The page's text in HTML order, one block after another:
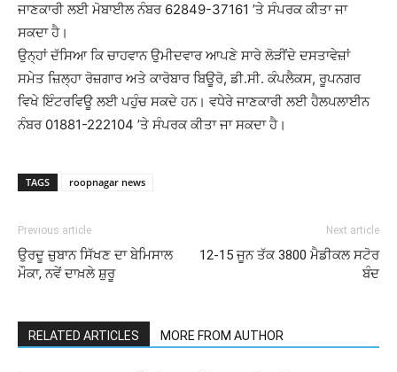
ਜਾਣਕਾਰੀ ਲਈ ਮੋਬਾਈਲ ਨੰਬਰ 62849-37161 ’ਤੇ ਸੰਪਰਕ ਕੀਤਾ ਜਾ
ਸਕਦਾ ਹੈ।
ਉਨ੍ਹਾਂ ਦੱਸਿਆ ਕਿ ਚਾਹਵਾਨ ਉਮੀਦਵਾਰ ਆਪਣੇ ਸਾਰੇ ਲੋੜੀਂਦੇ ਦਸਤਾਵੇਜ਼ਾਂ
ਸਮੇਤ ਜ਼ਿਲ੍ਹਾ ਰੋਜ਼ਗਾਰ ਅਤੇ ਕਾਰੋਬਾਰ ਬਿਊਰੋ, ਡੀ.ਸੀ. ਕੰਪਲੈਕਸ, ਰੂਪਨਗਰ
ਵਿਖੇ ਇੰਟਰਵਿਊ ਲਈ ਪਹੁੰਚ ਸਕਦੇ ਹਨ। ਵਧੇਰੇ ਜਾਣਕਾਰੀ ਲਈ ਹੈਲਪਲਾਈਨ
ਨੰਬਰ 01881-222104 ’ਤੇ ਸੰਪਰਕ ਕੀਤਾ ਜਾ ਸਕਦਾ ਹੈ।
TAGS roopnagar news
Previous article
ਉਰਦੂ ਜ਼ੁਬਾਨ ਸਿੱਖਣ ਦਾ ਬੇਮਿਸਾਲ
ਮੌਕਾ, ਨਵੇਂ ਦਾਖ਼ਲੇ ਸ਼ੁਰੂ
Next article
12-15 ਜੂਨ ਤੱਕ 3800 ਮੈਡੀਕਲ ਸਟੋਰ
ਬੰਦ
RELATED ARTICLES MORE FROM AUTHOR